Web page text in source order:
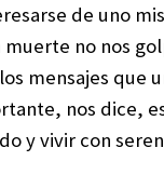
de uno
no nos
mensajes que
nos dice,
y vivir con